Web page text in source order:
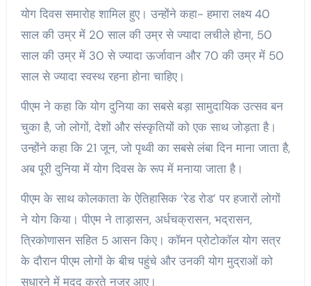
योग दिवस समारोह शामिल हुए। उन्होंने कहा- हमारा लक्ष्य 40
साल की उम्र में 20 साल की उम्र से ज्यादा लचीले होना, 50
साल की उम्र में 30 से ज्यादा ऊर्जावान और 70 की उम्र में 50
साल से ज्यादा स्वस्थ रहना होना चाहिए।
पीएम ने कहा कि योग दुनिया का सबसे बड़ा सामुदायिक उत्सव बन
चुका है, जो लोगों, देशों और संस्कृतियों को एक साथ जोड़ता है।
उन्होंने कहा कि 21 जून, जो पृथ्वी का सबसे लंबा दिन माना जाता है,
अब पूरी दुनिया में योग दिवस के रूप में मनाया जाता है।
पीएम के साथ कोलकाता के ऐतिहासिक ‘रेड रोड’ पर हजारों लोगों
ने योग किया। पीएम ने ताड़ासन, अर्धचक्रासन, भद्रासन,
त्रिकोणासन सहित 5 आसन किए। कॉमन प्रोटोकॉल योग सत्र
के दौरान पीएम लोगों के बीच पहुंचे और उनकी योग मुद्राओं को
सुधारने में मदद करते नजर आए।